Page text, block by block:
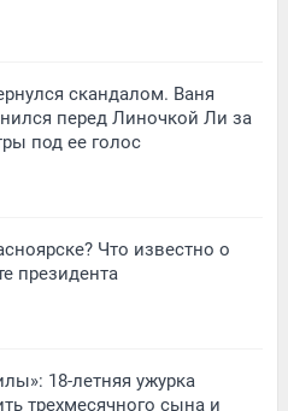
скандалом. Ваня
перед Линочкой Ли за
под ее голос
Что известно о
президента
18-летняя ужурка
трехмесячного сына и